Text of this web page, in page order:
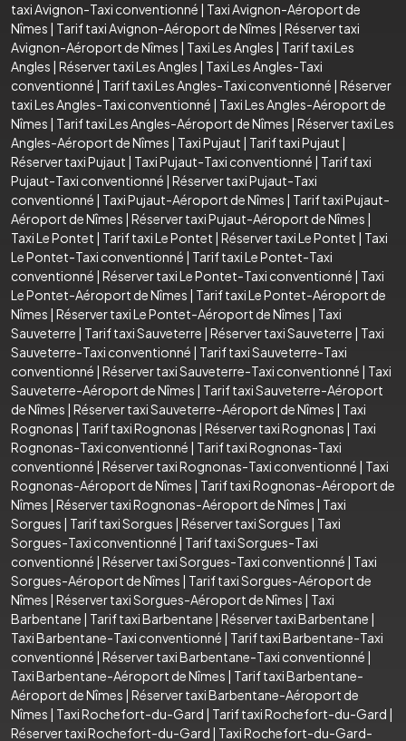
taxi Avignon-Taxi conventionné | Taxi Avignon-Aéroport de
Nîmes | Tarif taxi Avignon-Aéroport de Nîmes | Réserver taxi
Avignon-Aéroport de Nîmes | Taxi Les Angles | Tarif taxi Les
Angles | Réserver taxi Les Angles | Taxi Les Angles-Taxi
conventionné | Tarif taxi Les Angles-Taxi conventionné | Réserver
taxi Les Angles-Taxi conventionné | Taxi Les Angles-Aéroport de
Nîmes | Tarif taxi Les Angles-Aéroport de Nîmes | Réserver taxi Les
Angles-Aéroport de Nîmes | Taxi Pujaut | Tarif taxi Pujaut |
Réserver taxi Pujaut | Taxi Pujaut-Taxi conventionné | Tarif taxi
Pujaut-Taxi conventionné | Réserver taxi Pujaut-Taxi
conventionné | Taxi Pujaut-Aéroport de Nîmes | Tarif taxi Pujaut-
Aéroport de Nîmes | Réserver taxi Pujaut-Aéroport de Nîmes |
Taxi Le Pontet | Tarif taxi Le Pontet | Réserver taxi Le Pontet | Taxi
Le Pontet-Taxi conventionné | Tarif taxi Le Pontet-Taxi
conventionné | Réserver taxi Le Pontet-Taxi conventionné | Taxi
Le Pontet-Aéroport de Nîmes | Tarif taxi Le Pontet-Aéroport de
Nîmes | Réserver taxi Le Pontet-Aéroport de Nîmes | Taxi
Sauveterre | Tarif taxi Sauveterre | Réserver taxi Sauveterre | Taxi
Sauveterre-Taxi conventionné | Tarif taxi Sauveterre-Taxi
conventionné | Réserver taxi Sauveterre-Taxi conventionné | Taxi
Sauveterre-Aéroport de Nîmes | Tarif taxi Sauveterre-Aéroport
de Nîmes | Réserver taxi Sauveterre-Aéroport de Nîmes | Taxi
Rognonas | Tarif taxi Rognonas | Réserver taxi Rognonas | Taxi
Rognonas-Taxi conventionné | Tarif taxi Rognonas-Taxi
conventionné | Réserver taxi Rognonas-Taxi conventionné | Taxi
Rognonas-Aéroport de Nîmes | Tarif taxi Rognonas-Aéroport de
Nîmes | Réserver taxi Rognonas-Aéroport de Nîmes | Taxi
Sorgues | Tarif taxi Sorgues | Réserver taxi Sorgues | Taxi
Sorgues-Taxi conventionné | Tarif taxi Sorgues-Taxi
conventionné | Réserver taxi Sorgues-Taxi conventionné | Taxi
Sorgues-Aéroport de Nîmes | Tarif taxi Sorgues-Aéroport de
Nîmes | Réserver taxi Sorgues-Aéroport de Nîmes | Taxi
Barbentane | Tarif taxi Barbentane | Réserver taxi Barbentane |
Taxi Barbentane-Taxi conventionné | Tarif taxi Barbentane-Taxi
conventionné | Réserver taxi Barbentane-Taxi conventionné |
Taxi Barbentane-Aéroport de Nîmes | Tarif taxi Barbentane-
Aéroport de Nîmes | Réserver taxi Barbentane-Aéroport de
Nîmes | Taxi Rochefort-du-Gard | Tarif taxi Rochefort-du-Gard |
Réserver taxi Rochefort-du-Gard | Taxi Rochefort-du-Gard-